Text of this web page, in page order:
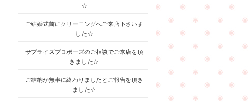
☆
ご結婚式前にクリーニングへご来店下さいま
した☆
サプライズプロポーズのご相談でご来店を頂
きました☆
ご結納が無事に終わりましたとご報告を頂き
ました☆